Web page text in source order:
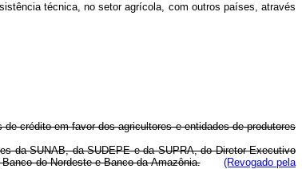
técnica, no setor agrícola, com outros países, através
crédito em favor dos agricultores e entidades de produtores
da SUNAB, da SUDEPE e da SUPRA, do Diretor Executivo
do Nordeste e Banco da Amazônia.
(Revogado pela